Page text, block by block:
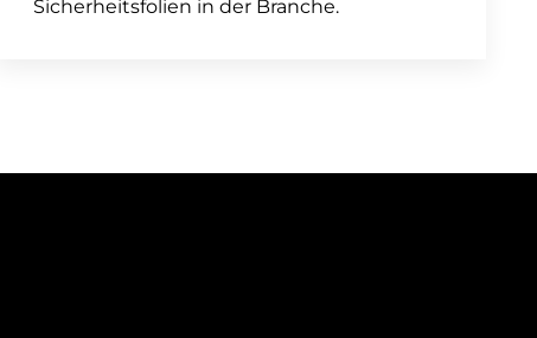
Sicherheitsfolien in der Branche.